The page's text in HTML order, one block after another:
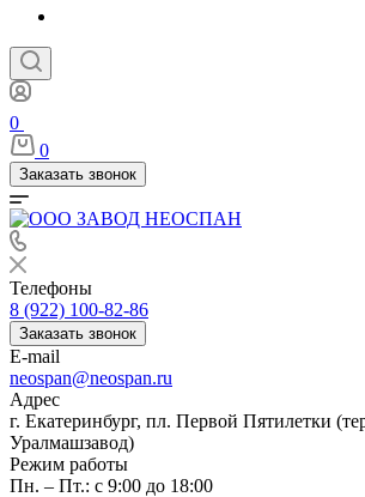
0
0
Заказать звонок
Телефоны
8 (922) 100-82-86
Заказать звонок
E-mail
neospan@neospan.ru
Адрес
г. Екатеринбург, пл. Первой Пятилетки
Уралмашзавод)
Режим работы
Пн. – Пт.: с 9:00 до 18:00